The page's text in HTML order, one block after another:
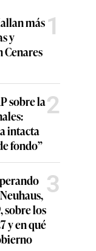
más
y
Cenares
1
sobre la
intacta
fondo”
2
sobre los
y en qué
3